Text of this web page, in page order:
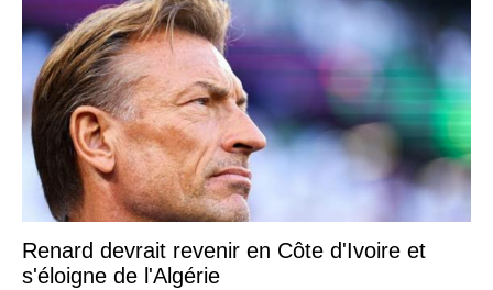
Renard devrait revenir en Côte d'Ivoire et
s'éloigne de l'Algérie